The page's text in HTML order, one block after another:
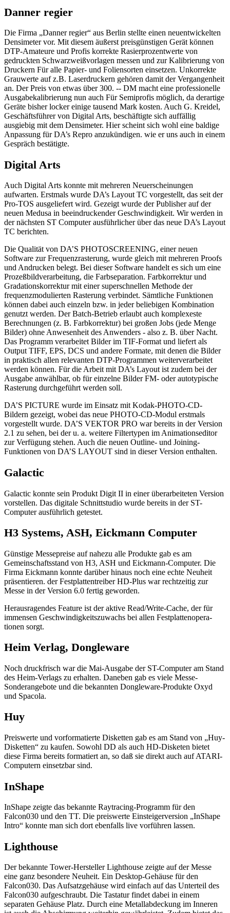
Danner regier
Die Firma „Danner regier“ aus Berlin stellte einen neuentwickelten
Densimeter vor. Mit diesem äußerst preisgünstigen Gerät können
DTP-Amateure und Profis korrekte Rasierprozentwerte von
gedruckten Schwarzweißvorlagen messen und zur Kalibrierung von
Druckern Für alle Papier- und Foliensorten einsetzen. Unkorrekte
Grauwerte auf z.B. Laserdruckern gehören damit der Vergangenheit
an. Der Preis von etwas über 300. -- DM macht eine professionelle
Ausgabekalibrierung nun auch Für Semiprofis möglich, da derartige
Geräte bisher locker einige tausend Mark kosten. Auch G. Kreidel,
Geschäftsführer von Digital Arts, beschäftigte sich auffällig
ausgiebig mit dem Densimeter. Hier scheint sich wohl eine baldige
Anpassung für DA’s Repro anzukündigen. wie er uns auch in einem
Gespräch bestätigte.
Digital Arts
Auch Digital Arts konnte mit mehreren Neuerscheinungen
aufwarten. Erstmals wurde DA’s Layout TC vorgestellt, das seit der
Pro-TOS ausgeliefert wird. Gezeigt wurde der Publisher auf der
neuen Medusa in beeindruckender Geschwindigkeit. Wir werden in
der nächsten ST Computer ausführlicher über das neue DA’s Layout
TC berichten.
Die Qualität von DA’S PHOTOSCREENING, einer neuen
Software zur Frequenzrasterung, wurde gleich mit mehreren Proofs
und Andrucken belegt. Bei dieser Software handelt es sich um eine
Prozeßbildverarbeitung, die Farbseparation. Farbkorrektur und
Gradationskorrektur mit einer superschnellen Methode der
frequenzmodulierten Rasterung verbindet. Sämtliche Funktionen
können dabei auch einzeln bzw. in jeder beliebigen Kombination
genutzt werden. Der Batch-Betrieb erlaubt auch komplexeste
Berechnungen (z. B. Farbkorrektur) bei großen Jobs (jede Menge
Bilder) ohne Anwesenheit des Anwenders - also z. B. über Nacht.
Das Programm verarbeitet Bilder im TIF-Format und liefert als
Output TIFF, EPS, DCS und andere Formate, mit denen die Bilder
in praktisch allen relevanten DTP-Programmen weiterverarbeitet
werden können. Für die Arbeit mit DA’s Layout ist zudem bei der
Ausgabe anwählbar, ob für einzelne Bilder FM- oder autotypische
Rasterung durchgeführt werden soll.
DA’S PICTURE wurde im Einsatz mit Kodak-PHOTO-CD-
Bildern gezeigt, wobei das neue PHOTO-CD-Modul erstmals
vorgestellt wurde. DA’S VEKTOR PRO war bereits in der Version
2.1 zu sehen, bei der u. a. weitere Filtertypen im Animationseditor
zur Verfügung stehen. Auch die neuen Outline- und Joining-
Funktionen von DA’S LAYOUT sind in dieser Version enthalten.
Galactic
Galactic konnte sein Produkt Digit II in einer überarbeiteten Version
vorstellen. Das digitale Schnittstudio wurde bereits in der ST-
Computer ausführlich getestet.
H3 Systems, ASH, Eickmann Computer
Günstige Messepreise auf nahezu alle Produkte gab es am
Gemeinschaftsstand von H3, ASH und Eickmann-Computer. Die
Firma Eickmann konnte darüber hinaus noch eine echte Neuheit
präsentieren. der Festplattentreiber HD-Plus war rechtzeitig zur
Messe in der Version 6.0 fertig geworden.
Herausragendes Feature ist der aktive Read/Write-Cache, der für
immensen Geschwindigkeitszuwachs bei allen Festplattenopera-
tionen sorgt.
Heim Verlag, Dongleware
Noch druckfrisch war die Mai-Ausgabe der ST-Computer am Stand
des Heim-Verlags zu erhalten. Daneben gab es viele Messe-
Sonderangebote und die bekannten Dongleware-Produkte Oxyd
und Spacola.
Huy
Preiswerte und vorformatierte Disketten gab es am Stand von „Huy-
Disketten“ zu kaufen. Sowohl DD als auch HD-Disketen bietet
diese Firma bereits formatiert an, so daß sie direkt auch auf ATARI-
Computern einsetzbar sind.
InShape
InShape zeigte das bekannte Raytracing-Programm für den
Falcon030 und den TT. Die preiswerte Einsteigerversion „InShape
Intro“ konnte man sich dort ebenfalls live vorführen lassen.
Lighthouse
Der bekannte Tower-Hersteller Lighthouse zeigte auf der Messe
eine ganz besondere Neuheit. Ein Desktop-Gehäuse für den
Falcon030. Das Aufsatzgehäuse wird einfach auf das Unterteil des
Falcon030 aufgeschraubt. Die Tastatur findet dabei in einem
separaten Gehäuse Platz. Durch eine Metallabdeckung im Inneren